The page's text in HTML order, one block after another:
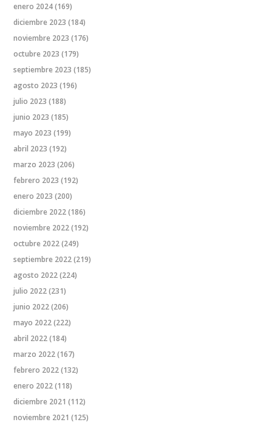
enero 2024(169)
diciembre 2023 (184)
noviembre 2023 (176)
octubre 2023 (179)
septiembre 2023 (185)
agosto 2023 (196)
julio 2023 (188)
junio 2023 (185)
mayo 2023 (199)
abril 2023 (192)
marzo 2023 (206)
febrero 2023 (192)
enero 2023 (200)
diciembre 2022(186)
noviembre 2022(192)
octubre 2022(249)
septiembre 2022(219)
agosto 2022(224)
julio 2022(231)
junio 2022(206)
mayo 2022(222)
abril 2022(184)
marzo 2022(167)
febrero 2022(132)
enero 2022(118)
diciembre 2021 (112)
noviembre 2021 (125)